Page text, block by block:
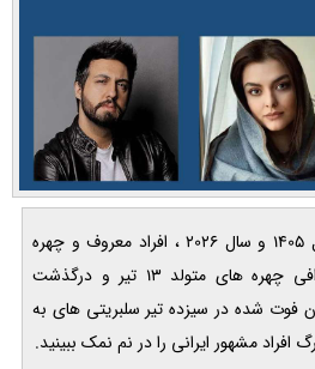
در این مطلب جدید در سال 1405 و سال 2026 ، افراد معروف و چهره
های متولد 13 تیر و بیوگرافی چهره های متولد 13 تیر و درگذشت
و هنرمندان فوت شده در سیزده تیر سلبریتی های به
افراد مشهور ایرانی را در نم نمک ببینید.